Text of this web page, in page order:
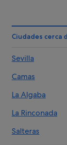
Pensiones en
Provincia de
Hoteles
Apartoteles en
Apartamentos
Ciudades cerca
Sevilla
Camas
La Algaba
La Rinconada
Salteras